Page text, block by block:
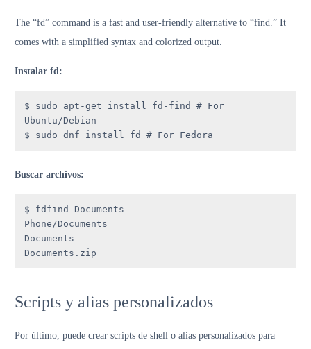
The “fd” command is a fast and user-friendly alternative to “find.” It
comes with a simplified syntax and colorized output.
Instalar fd:
$ sudo apt-get install fd-find # For
Ubuntu/Debian
$ sudo dnf install fd # For Fedora
Buscar archivos:
$ fdfind Documents
Phone/Documents
Documents
Documents.zip
Scripts y alias personalizados
Por último, puede crear scripts de shell o alias personalizados para